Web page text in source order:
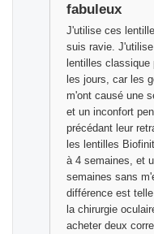
fabuleux
J'utilise ces
suis ravie.
lentilles
les jours, car les
m'ont causé une
et un inconfort
précédant leur
les lentilles
à 4 semaines, et
semaines sans
différence est
la chirurgie
acheter deux